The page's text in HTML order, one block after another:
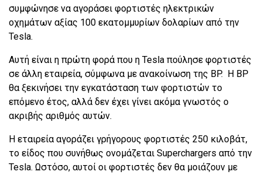
συμφώνησε να αγοράσει φορτιστές ηλεκτρικών
οχημάτων αξίας 100 εκατομμυρίων δολαρίων από την
Tesla.
Αυτή είναι η πρώτη φορά που η Tesla πούλησε φορτιστές
σε άλλη εταιρεία, σύμφωνα με ανακοίνωση της BP. Η BP
θα ξεκινήσει την εγκατάσταση των φορτιστών το
επόμενο έτος, αλλά δεν έχει γίνει ακόμα γνωστός ο
ακριβής αριθμός αυτών.
Η εταιρεία αγοράζει γρήγορους φορτιστές 250 κιλοβάτ,
το είδος που συνήθως ονομάζεται Superchargers από την
Tesla. Ωστόσο, αυτοί οι φορτιστές δεν θα μοιάζουν με